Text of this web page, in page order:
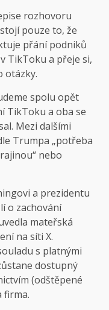
rozhovoru
pouze to, že
přání podniků
TikToku a přeje si,
otázky.
spolu opět
TikToku a oba se
Mezi dalšími
Trumpa „potřeba
nebo
a prezidentu
o zachování
mateřská
na síti X.
s platnými
dostupný
(odštěpené
firma.